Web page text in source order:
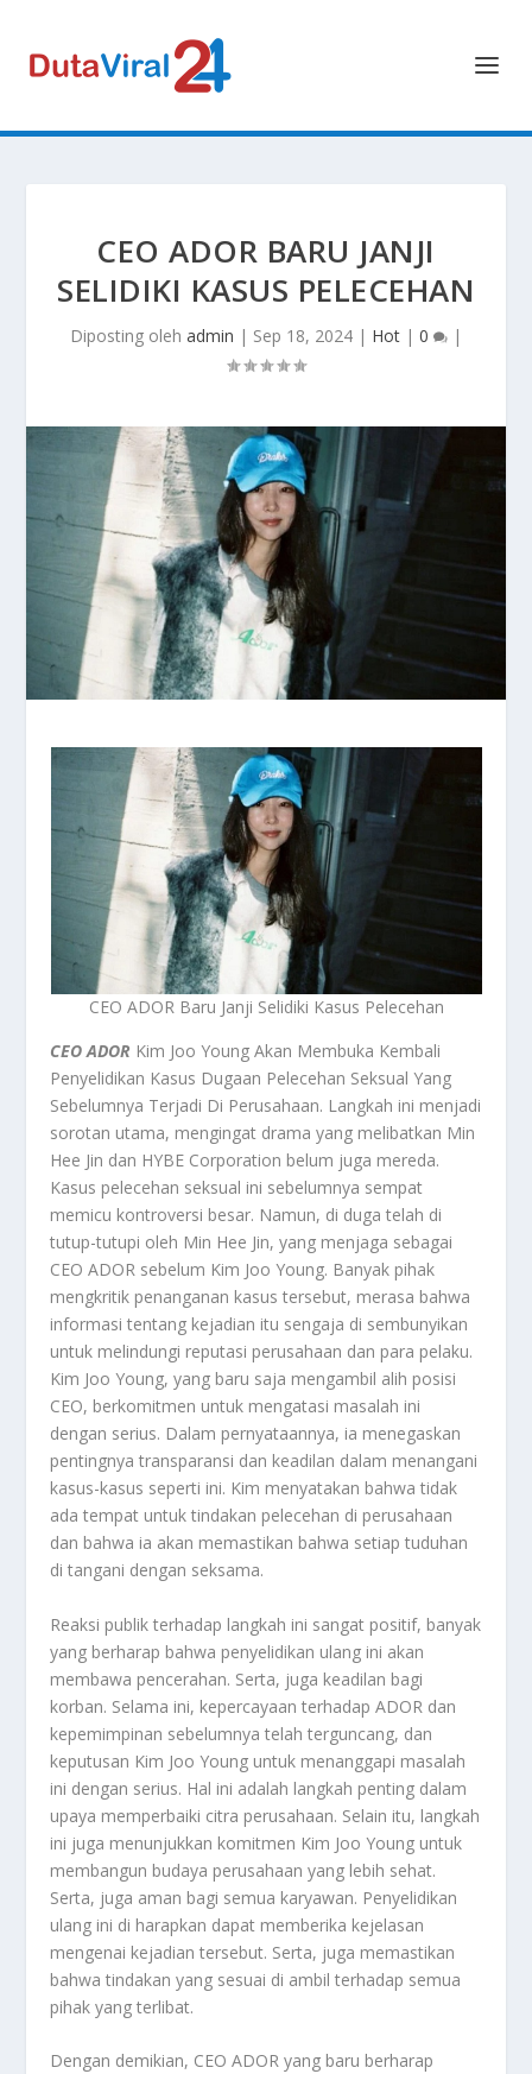
CEO ADOR BARU JANJI
SELIDIKI KASUS PELECEHAN
Diposting oleh admin | Sep 18, 2024 | Hot | 0 |
CEO ADOR Baru Janji Selidiki Kasus Pelecehan
CEO ADOR Kim Joo Young Akan Membuka Kembali
Penyelidikan Kasus Dugaan Pelecehan Seksual Yang
Sebelumnya Terjadi Di Perusahaan. Langkah ini menjadi
sorotan utama, mengingat drama yang melibatkan Min
Hee Jin dan HYBE Corporation belum juga mereda.
Kasus pelecehan seksual ini sebelumnya sempat
memicu kontroversi besar. Namun, di duga telah di
tutup-tutupi oleh Min Hee Jin, yang menjaga sebagai
CEO ADOR sebelum Kim Joo Young. Banyak pihak
mengkritik penanganan kasus tersebut, merasa bahwa
informasi tentang kejadian itu sengaja di sembunyikan
untuk melindungi reputasi perusahaan dan para pelaku.
Kim Joo Young, yang baru saja mengambil alih posisi
CEO, berkomitmen untuk mengatasi masalah ini
dengan serius. Dalam pernyataannya, ia menegaskan
pentingnya transparansi dan keadilan dalam menangani
kasus-kasus seperti ini. Kim menyatakan bahwa tidak
ada tempat untuk tindakan pelecehan di perusahaan
dan bahwa ia akan memastikan bahwa setiap tuduhan
di tangani dengan seksama.
Reaksi publik terhadap langkah ini sangat positif, banyak
yang berharap bahwa penyelidikan ulang ini akan
membawa pencerahan. Serta, juga keadilan bagi
korban. Selama ini, kepercayaan terhadap ADOR dan
kepemimpinan sebelumnya telah terguncang, dan
keputusan Kim Joo Young untuk menanggapi masalah
ini dengan serius. Hal ini adalah langkah penting dalam
upaya memperbaiki citra perusahaan. Selain itu, langkah
ini juga menunjukkan komitmen Kim Joo Young untuk
membangun budaya perusahaan yang lebih sehat.
Serta, juga aman bagi semua karyawan. Penyelidikan
ulang ini di harapkan dapat memberika kejelasan
mengenai kejadian tersebut. Serta, juga memastikan
bahwa tindakan yang sesuai di ambil terhadap semua
pihak yang terlibat.
Dengan demikian, CEO ADOR yang baru berharap